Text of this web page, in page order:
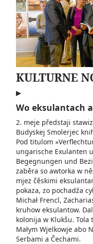
KULTURNE
▶
Wo eksulantach
2. meje předstaji
Budyskej Smolerjec
Pod titulom
ungarische Exulanten
Begegnungen und
zaběra so awtorka w
mjez čěskimi
pokaza, zo pochadźa
Michał Frencl,
kruhow eksulantow.
kolonija w Klukšu.
Małym Wjelkowje abo
Serbami a Čechami.